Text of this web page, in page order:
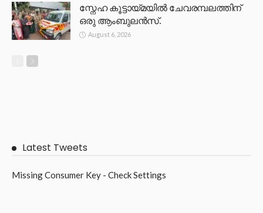
സ്നേഹ കൂട്ടായ്മയിൽ ചേവരമ്പലത്തിന്
ഒരു ആംബുലൻസ്.
August 6, 2026
Latest Tweets
Missing Consumer Key - Check Settings